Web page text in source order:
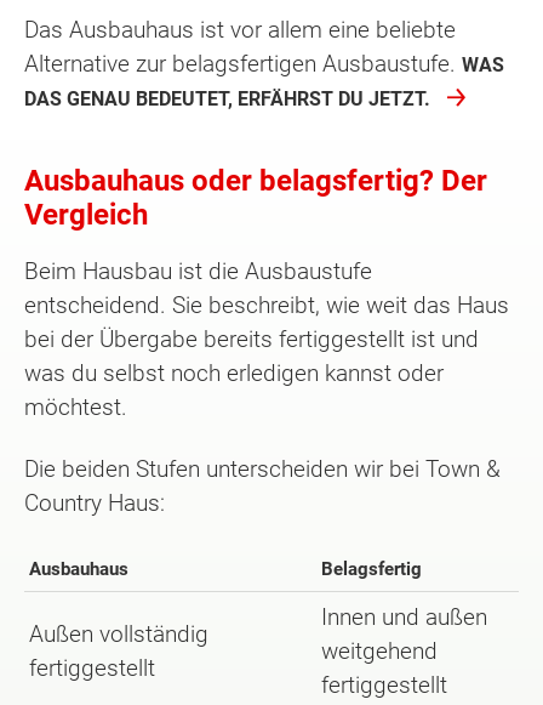
Das Ausbauhaus ist vor allem eine beliebte
Alternative zur belagsfertigen Ausbaustufe. WAS
DAS GENAU BEDEUTET, ERFÄHRST DU JETZT.
Ausbauhaus oder belagsfertig? Der
Vergleich
Beim Hausbau ist die Ausbaustufe
entscheidend. Sie beschreibt, wie weit das Haus
bei der Übergabe bereits fertiggestellt ist und
was du selbst noch erledigen kannst oder
möchtest.
Die beiden Stufen unterscheiden wir bei Town &
Country Haus:
Ausbauhaus Belagsfertig
Außen vollständig
fertiggestellt
Innen und außen
weitgehend
fertiggestellt